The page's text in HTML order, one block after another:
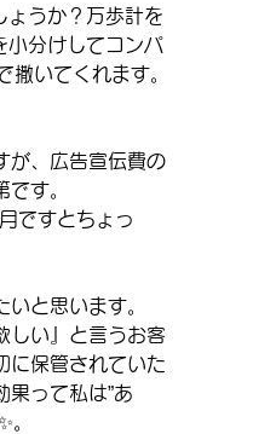
ょうか？万歩計を
小分けしてコンパ
いてくれます。
が、広告宣伝費の
す。
ですとちょっ
と思います。
しい』と言うお客
に保管されていた
果って私は”あ
。